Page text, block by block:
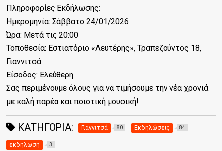
Πληροφορίες Εκδήλωσης:
Ημερομηνία: Σάββατο 24/01/2026
Ώρα: Μετά τις 20:00
Τοποθεσία: Εστιατόριο «Λευτέρης», Τραπεζούντος 18,
Γιαννιτσά
Είσοδος: Ελεύθερη
Σας περιμένουμε όλους για να τιμήσουμε την νέα χρονιά
με καλή παρέα και ποιοτική μουσική!
ΚΑΤΗΓΟΡΊΑ: Γιαννιτσά 80 Εκδηλώσεις 84
εκδήλωση 3